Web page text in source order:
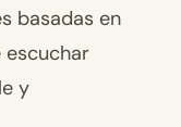
basadas en
escuchar
y